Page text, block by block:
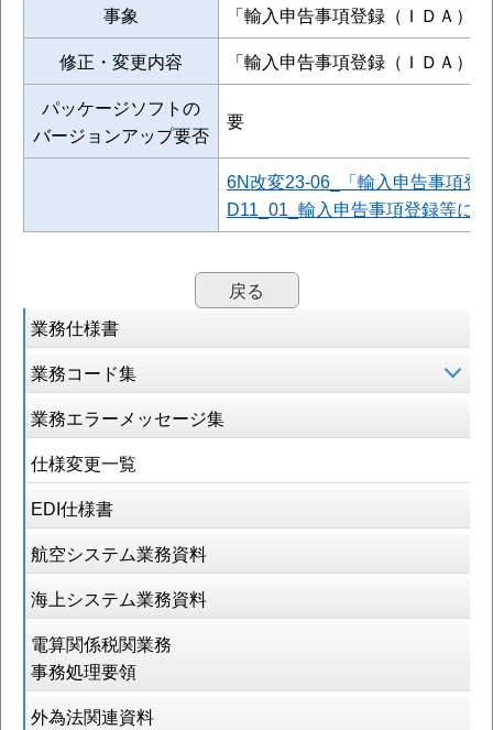
業務仕様書
業務コード集
業務エラーメッセージ集
仕様変更一覧
EDI仕様書
航空システム業務資料
海上システム業務資料
電算関係税関業務
事務処理要領
外為法関連資料
事象
「輸入申告事項登録（ＩＤＡ）
修正・変更内容
「輸入申告事項登録（ＩＤＡ）
パッケージソフトの
バージョンアップ要否
要
6N改変23-06_「輸入申告事項登
D11_01_輸入申告事項登録等に
戻る